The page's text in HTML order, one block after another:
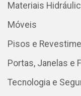
Materiais
Móveis
Pisos e
Portas, Janelas e
Tecnologia e